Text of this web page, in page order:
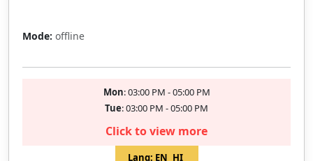
Mode: offline
Mon: 03:00 PM - 05:00 PM
Tue: 03:00 PM - 05:00 PM
Click to view more
Lang: EN HI